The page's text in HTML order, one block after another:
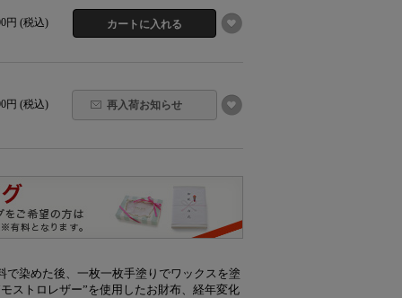
円 (税込)
円 (税込) 再入荷お知らせ
染めた後、一枚一枚手塗りでワックスを塗
ストロレザー”を使用したお財布、経年変化